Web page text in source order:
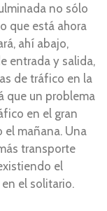
no sólo
que está ahora
ahí abajo,
entrada y salida,
de tráfico en la
que un problema
en el gran
el mañana. Una
transporte
el
el solitario.